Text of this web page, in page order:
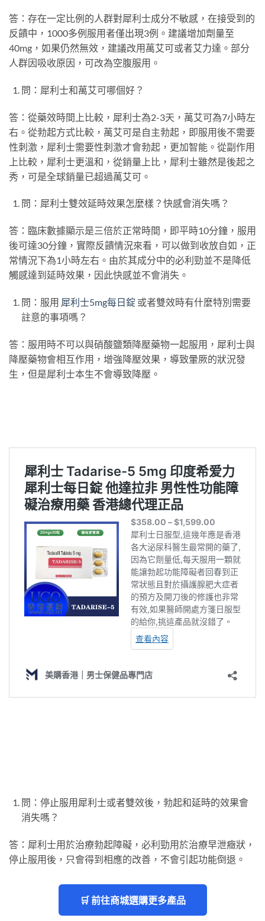
答：存在一定比例的人群對犀利士成分不敏感，在接受到的
反饋中，1000多例服用者僅出現3例。建議增加劑量至
40mg，如果仍然無效，建議改用萬艾可或者艾力達。部分
人群因吸收原因，可改為空腹服用。
問：犀利士和萬艾可哪個好？
答：從藥效時間上比較，犀利士為2-3天，萬艾可為7小時左
右。從勃起方式比較，萬艾可是自主勃起，即服用後不需要
性刺激，犀利士需要性刺激才會勃起，更加智能。從副作用
上比較，犀利士更溫和，從銷量上比，犀利士雖然是後起之
秀，可是全球銷量已超過萬艾可。
問：犀利士雙效延時效果怎麼樣？快感會消失嗎？
答：臨床數據顯示是三倍於正常時間，即平時10分鐘，服用
後可達30分鐘，實際反饋情況來看，可以做到收放自如，正
常情況下為1小時左右。由於其成分中的必利勁並不是降低
觸感達到延時效果，因此快感並不會消失。
問：服用 犀利士5mg每日錠 或者雙效時有什麼特別需要
註意的事項嗎？
答：服用時不可以與硝酸鹽類降壓藥物一起服用，犀利士與
降壓藥物會相互作用，增強降壓效果，導致暈厥的狀況發
生，但是犀利士本生不會導致降壓。
問：停止服用犀利士或者雙效後，勃起和延時的效果會
消失嗎？
答：犀利士用於治療勃起障礙，必利勁用於治療早泄癥狀，
停止服用後，只會得到相應的改善，不會引起功能倒退。
🛒 前往商城選購更多產品